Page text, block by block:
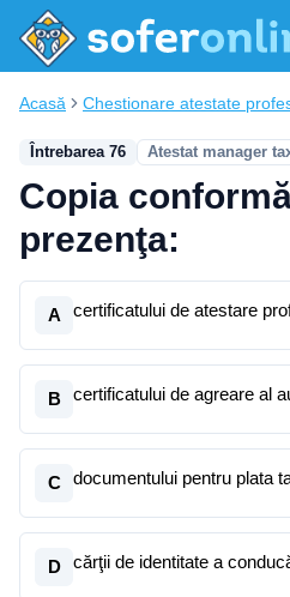
Acasă Chestionare atestate
Întrebarea 76 Atestat manager
Copia
prezenţa:
A certificatului de atestare
B certificatului de agreare al
C documentului pentru plata
D cărţii de identitate a